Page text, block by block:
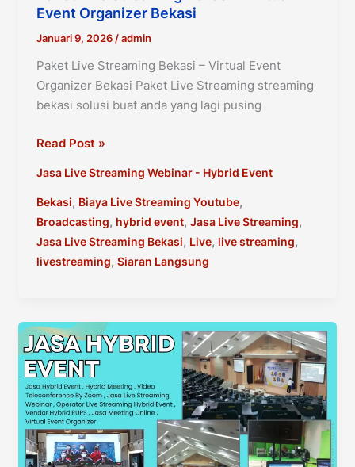
Event Organizer Bekasi
Januari 9, 2026 /admin
Paket Live Streaming Bekasi – Virtual Event
Organizer Bekasi Paket Live Streaming streaming
bekasi solusi buat anda yang lagi pusing
Paket
Streaming
Bekasi
–
Virtual
Event
Read Post »
Jasa Live Streaming Webinar - Hybrid Event
Bekasi, Biaya Live Streaming Youtube,
Broadcasting, hybrid event, Jasa Live Streaming,
Jasa Live Streaming Bekasi, Live, live streaming,
livestreaming, Siaran Langsung